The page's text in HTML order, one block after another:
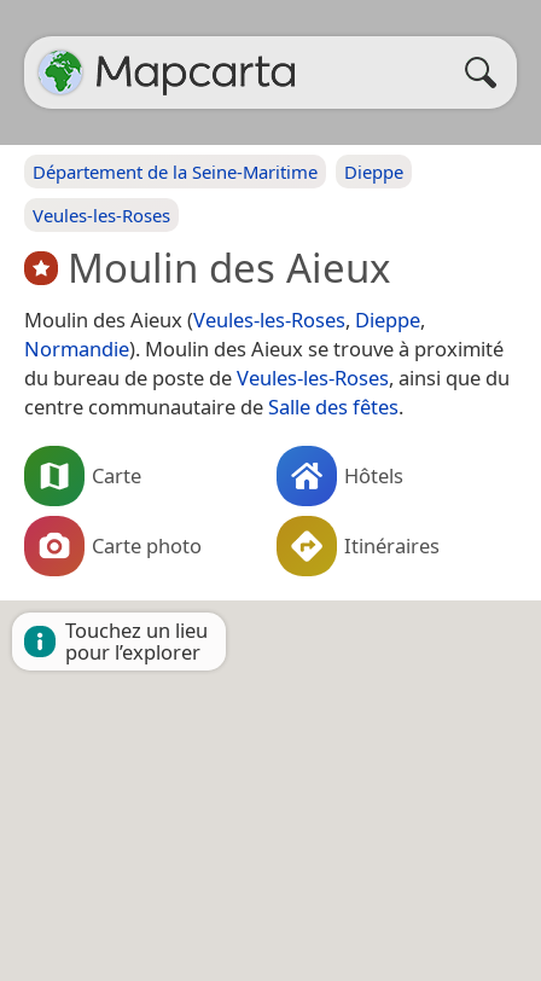
Département de la Seine-Maritime
Dieppe
Veules-les-Roses
Moulin des Aieux
Moulin des Aieux (Veules-les-Roses, Dieppe,
Normandie). Moulin des Aieux se trouve à proximité
du bureau de poste deVeules-les-Roses, ainsi que du
centre communautaire deSalle des fêtes.
Carte Hôtels
Carte photo Itinéraires
Touchez un lieu
pour l’explorer